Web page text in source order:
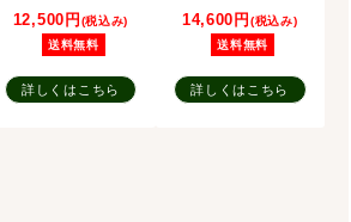
ット】(全20種類)
金目鯛、まぐろ、
鰻、鮭、いわし、磯
海苔、鮎、焼海老、
12,500円 (税込み)
送料無料
詳しくはこちら
ット】(12種類×2
袋セット)金目
鯛、まぐろ、鰻、
鮭、いわし、磯海
14,600円 (税込み)
送料無料
詳しくはこちら